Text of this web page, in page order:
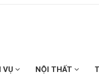
VỤ NỘI THẤT